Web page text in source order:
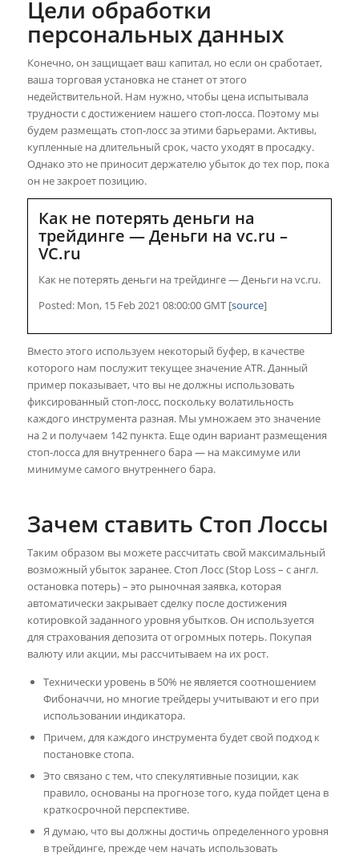
Цели обработки
персональных данных
Конечно, он защищает ваш капитал, но если он сработает,
ваша торговая установка не станет от этого
недействительной. Нам нужно, чтобы цена испытывала
трудности с достижением нашего стоп-лосса. Поэтому мы
будем размещать стоп-лосс за этими барьерами. Активы,
купленные на длительный срок, часто уходят в просадку.
Однако это не приносит держателю убыток до тех пор, пока
он не закроет позицию.
Как не потерять деньги на
трейдинге — Деньги на vc.ru –
VC.ru
Как не потерять деньги на трейдинге — Деньги на vc.ru.
Posted: Mon, 15 Feb 2021 08:00:00 GMT [source]
Вместо этого используем некоторый буфер, в качестве
которого нам послужит текущее значение ATR. Данный
пример показывает, что вы не должны использовать
фиксированный стоп-лосс, поскольку волатильность
каждого инструмента разная. Мы умножаем это значение
на 2 и получаем 142 пункта. Еще один вариант размещения
стоп-лосса для внутреннего бара — на максимуме или
минимуме самого внутреннего бара.
Зачем ставить Стоп Лоссы
Таким образом вы можете рассчитать свой максимальный
возможный убыток заранее. Стоп Лосс (Stop Loss – с англ.
остановка потерь) – это рыночная заявка, которая
автоматически закрывает сделку после достижения
котировкой заданного уровня убытков. Он используется
для страхования депозита от огромных потерь. Покупая
валюту или акции, мы рассчитываем на их рост.
Технически уровень в 50% не является соотношением
Фибоначчи, но многие трейдеры учитывают и его при
использовании индикатора.
Причем, для каждого инструмента будет свой подход к
постановке стопа.
Это связано с тем, что спекулятивные позиции, как
правило, основаны на прогнозе того, куда пойдет цена в
краткосрочной перспективе.
Я думаю, что вы должны достичь определенного уровня
в трейдинге, прежде чем начать использовать